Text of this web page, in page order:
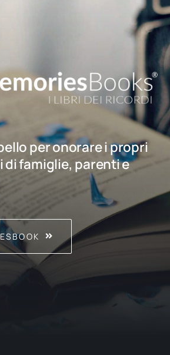
per onorare i propri
di famiglie, parenti e